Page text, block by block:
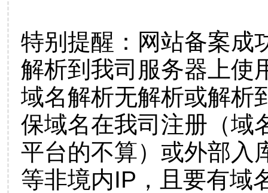
特别提醒：网站备案成
解析到我司服务器上使
域名解析无解析或解析
保域名在我司注册（域
平台的不算）或外部入
等非境内IP，且要有域